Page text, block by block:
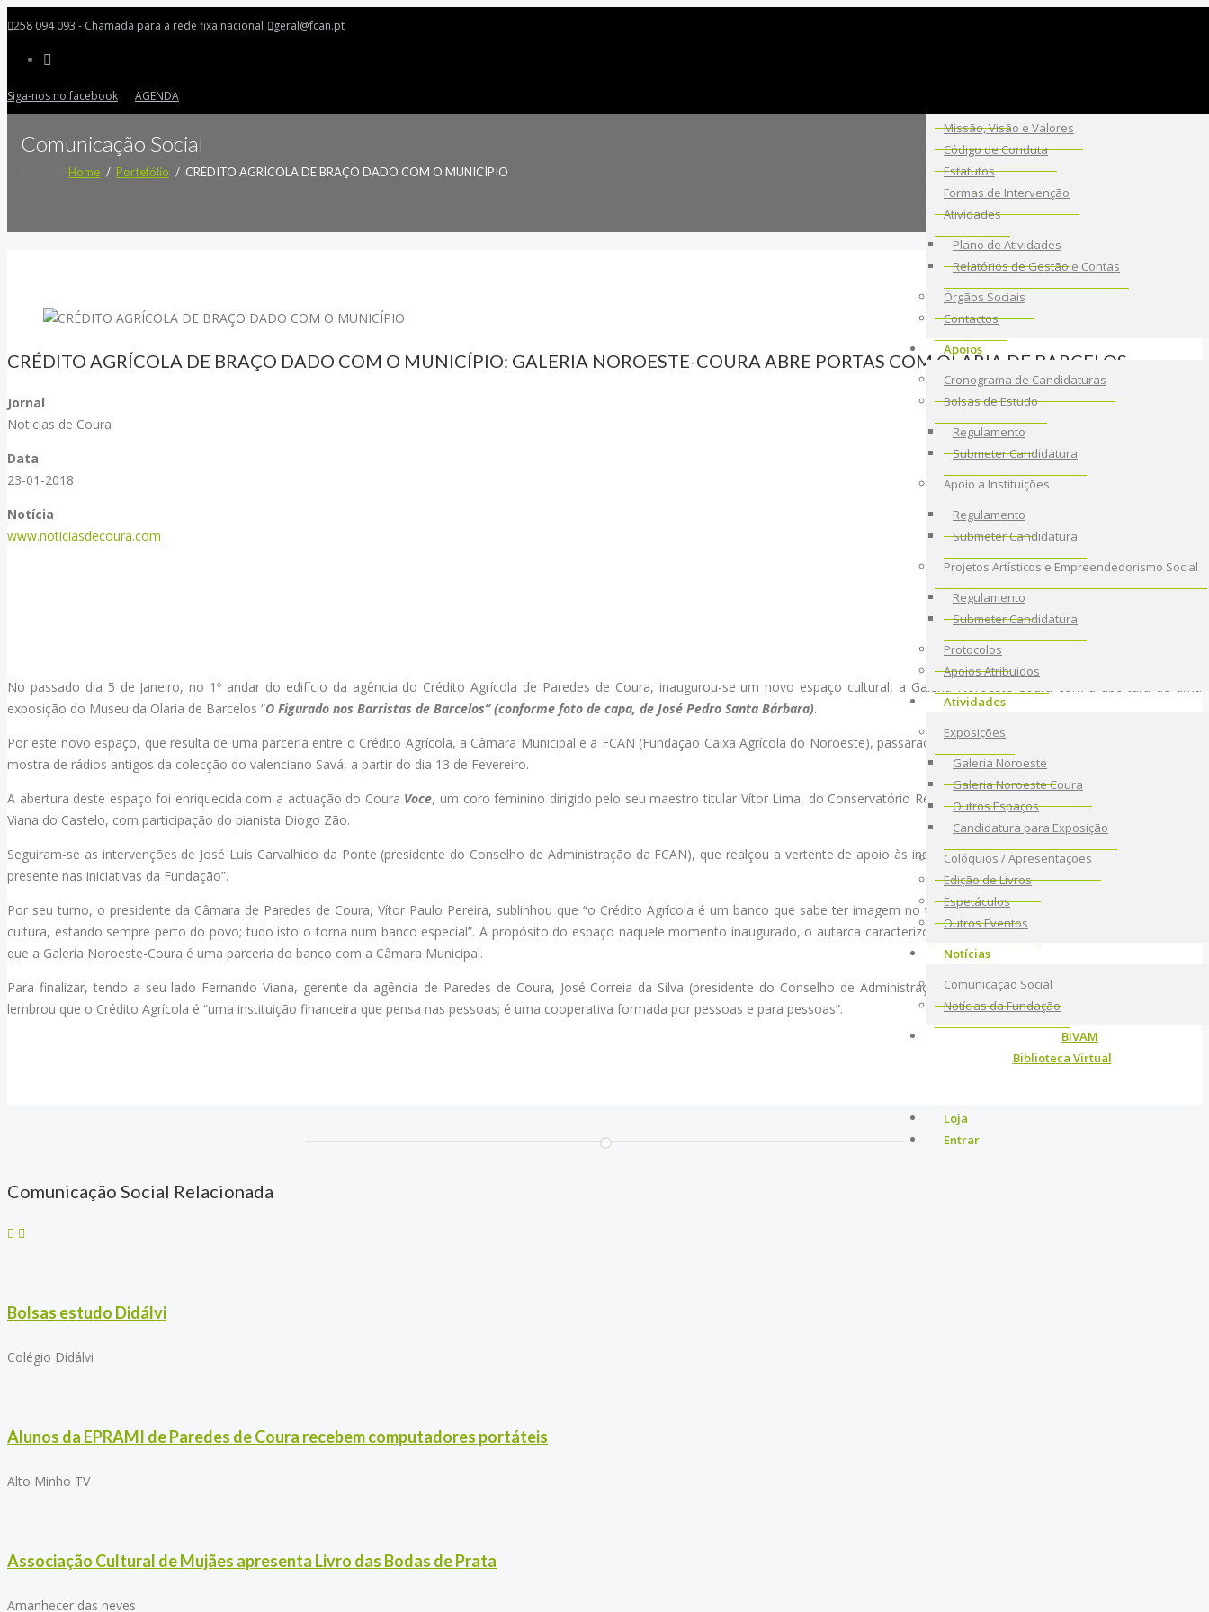
258 094 093 - Chamada para a rede fixa nacional geral@fcan.pt
Siga-nos no facebook AGENDA
Missão, Visão e Valores
Código de Conduta
Estatutos
Formas de Intervenção
Atividades
Plano de Atividades
Relatórios de Gestão e Contas
Órgãos Sociais
Contactos
Apoios
Cronograma de Candidaturas
Bolsas de Estudo
Regulamento
Submeter Candidatura
Apoio a Instituições
Regulamento
Submeter Candidatura
Projetos Artísticos e Empreendedorismo Social
Regulamento
Submeter Candidatura
Protocolos
Apoios Atribuídos
Atividades
Exposições
Galeria Noroeste
Galeria Noroeste Coura
Outros Espaços
Candidatura para Exposição
Colóquios / Apresentações
Edição de Livros
Espetáculos
Outros Eventos
Notícias
Comunicação Social
Notícias da Fundação
BIVAM
Biblioteca Virtual
Loja
Entrar
Comunicação Social
Home Portefólio CRÉDITO AGRÍCOLA DE BRAÇO DADO COM O MUNICÍPIO
CRÉDITO AGRÍCOLA DE BRAÇO DADO COM O MUNICÍPIO: GALERIA NOROESTE-COURA ABRE PORTAS COM OLARIA DE BARCELOS
Jornal
Noticias de Coura
Data
23-01-2018
Notícia
www.noticiasdecoura.com
No passado dia 5 de Janeiro, no 1º andar do edifício da agência do Crédito Agrícola de Paredes de Coura, inaugurou-se um novo espaço cultural, a Galeria Noroeste-Coura com a abertura de uma
exposição do Museu da Olaria de Barcelos “O Figurado nos Barristas de Barcelos” (conforme foto de capa, de José Pedro Santa Bárbara).
Por este novo espaço, que resulta de uma parceria entre o Crédito Agrícola, a Câmara Municipal e a FCAN (Fundação Caixa Agrícola do Noroeste), passarão várias exposições, como será o caso de uma
mostra de rádios antigos da colecção do valenciano Savá, a partir do dia 13 de Fevereiro.
A abertura deste espaço foi enriquecida com a actuação do Coura Voce, um coro feminino dirigido pelo seu maestro titular Vítor Lima, do Conservatório Regional do Alto Minho/ Academia de Música de
Viana do Castelo, com participação do pianista Diogo Zão.
Seguiram-se as intervenções de José Luís Carvalhido da Ponte (presidente do Conselho de Administração da FCAN), que realçou a vertente de apoio às instituições de solidariedade social, “algo sempre
presente nas iniciativas da Fundação”.
Por seu turno, o presidente da Câmara de Paredes de Coura, Vítor Paulo Pereira, sublinhou que “o Crédito Agrícola é um banco que sabe ter imagem no território, que sabe caminhar, e que aposta na
cultura, estando sempre perto do povo; tudo isto o torna num banco especial”. A propósito do espaço naquele momento inaugurado, o autarca caracterizou-o como “um espaço aberto”, na medida em
que a Galeria Noroeste-Coura é uma parceria do banco com a Câmara Municipal.
Para finalizar, tendo a seu lado Fernando Viana, gerente da agência de Paredes de Coura, José Correia da Silva (presidente do Conselho de Administração do Crédito Agrícola) enalteceu o evento e
lembrou que o Crédito Agrícola é “uma instituição financeira que pensa nas pessoas; é uma cooperativa formada por pessoas e para pessoas”.
Comunicação Social Relacionada
Bolsas estudo Didálvi
Colégio Didálvi
Alunos da EPRAMI de Paredes de Coura recebem computadores portáteis
Alto Minho TV
Associação Cultural de Mujães apresenta Livro das Bodas de Prata
Amanhecer das neves